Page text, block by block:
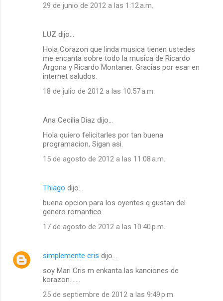
29 de junio de 2012 a las 1:12 a.m.
LUZ dijo…
Hola Corazon que linda musica tienen ustedes
me encanta sobre todo la musica de Ricardo
Argona y Ricardo Montaner. Gracias por esar en
internet saludos.
18 de julio de 2012 a las 10:57 a.m.
Ana Cecilia Diaz dijo…
Hola quiero felicitarles por tan buena
programacion, Sigan asi.
15 de agosto de 2012 a las 11:08 a.m.
Thiago dijo…
buena opcion para los oyentes q gustan del
genero romantico
17 de agosto de 2012 a las 10:40 p.m.
simplemente cris dijo…
soy Mari Cris m enkanta las kanciones de
korazon.......
25 de septiembre de 2012 a las 9:49 p.m.